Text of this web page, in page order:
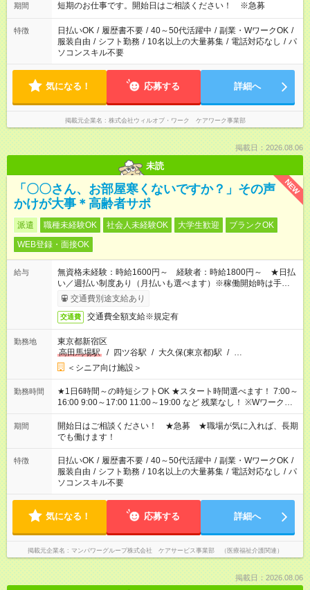
期間 短期のお仕事です。開始日はご相談ください！ ※急募
特徴 日払いOK / 履歴書不要 / 40～50代活躍中 / 副業・WワークOK /
服装自由 / シフト勤務 / 10名以上の大量募集 / 電話対応なし / パ
ソコンスキル不要
気になる！ 応募する 詳細へ
掲載元企業名 株式会社ウィルオブ・ワーク ケアワーク事業部
掲載日：2026.08.06
未読
NEW
「〇〇さん、お部屋寒くないですか？」その声
かけが大事＊高齢者サポ
派遣 職種未経験OK 社会人未経験OK 大学生歓迎
ブランクOK
WEB登録・面接OK
給与
無資格未経験：時給1600円～ 経験者：時給1800円～ ★日払
い／週払い制度あり（月払いも選べます）※稼働開始時は手続き
完了次第のお支払いとなります。
交通費別途支給あり
交通費 交通費全額支給※規定有
勤務地
東京都新宿区
高田馬場駅
/ 四ツ谷駅 / 大久保(東京都)駅 / …
＜シニア向け施設＞
勤務時間
★1日6時間～の時短シフトOK ★スタート時間選べます！ 7:00～
16:00 9:00～17:00 11:00～19:00 など 残業なし！ ※Wワークの
場合、他のお仕事と合わせ週40時間超の就業はご案内できませ
ん ※法令に基づき、週20時間以上勤務は社会保険への加入対象
となります ※労働者派遣法（日雇い派遣の原則禁止）により、
短時間・短期間の就業はご案内が難しい場合があります
期間
開始日はご相談ください！ ★急募 ★職場が気に入れば、長期
でも働けます！
特徴 日払いOK / 履歴書不要 / 40～50代活躍中 / 副業・WワークOK /
服装自由 / シフト勤務 / 10名以上の大量募集 / 電話対応なし / パ
ソコンスキル不要
気になる！ 応募する 詳細へ
掲載元企業名 マンパワーグループ株式会社 ケアサービス事業部 （医療福祉介護関連）
掲載日：2026.08.06